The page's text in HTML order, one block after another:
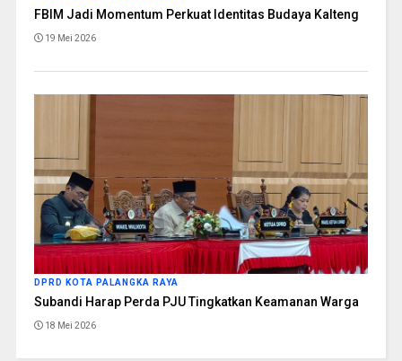
FBIM Jadi Momentum Perkuat Identitas Budaya Kalteng
19 Mei 2026
DPRD KOTA PALANGKA RAYA
Subandi Harap Perda PJU Tingkatkan Keamanan Warga
18 Mei 2026